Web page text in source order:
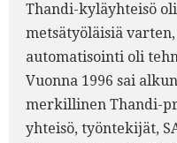
Thandi-kyläyhteisö
metsätyöläisiä
automatisointi oli
Vuonna 1996 sai
merkillinen Thandi-
yhteisö, työntekijät,